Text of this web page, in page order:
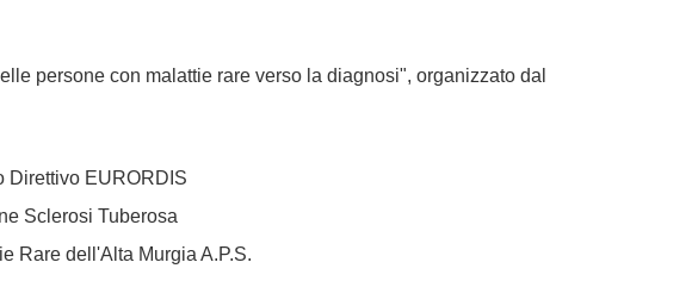
persone con malattie rare verso la diagnosi", organizzato dal
Direttivo EURORDIS
Sclerosi Tuberosa
Rare dell'Alta Murgia A.P.S.